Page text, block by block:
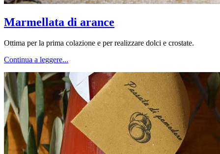
Marmellata di arance
Ottima per la prima colazione e per realizzare dolci e crostate.
Continua a leggere...